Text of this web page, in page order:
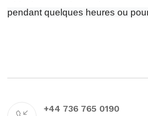
pendant quelques heures ou
+44 736 765 0190